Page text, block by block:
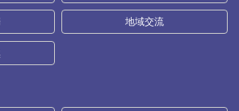
地域交流